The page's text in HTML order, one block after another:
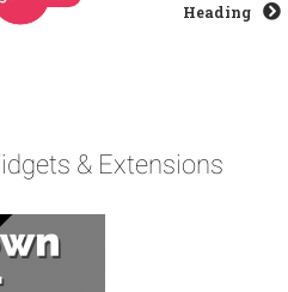
Heading
& Extensions